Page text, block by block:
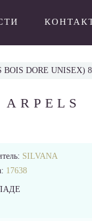
DORE UNISEX)
SILVANA
17638